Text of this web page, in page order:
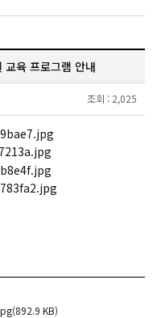
교육 프로그램 안내
조회 : 2,025
KB)